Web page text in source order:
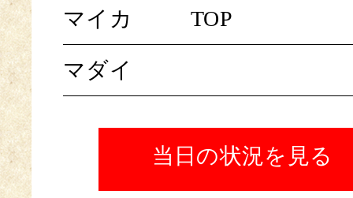
マイカ TOP
マダイ
当日の状況を見る